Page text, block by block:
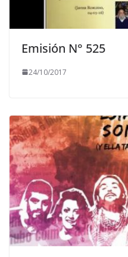
Emisión N° 525
24/10/2017